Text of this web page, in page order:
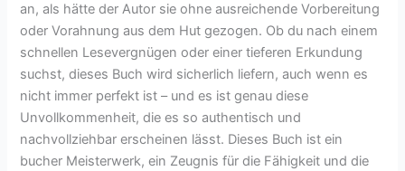
an, als hätte der Autor sie ohne ausreichende Vorbereitung
oder Vorahnung aus dem Hut gezogen. Ob du nach einem
schnellen Lesevergnügen oder einer tieferen Erkundung
suchst, dieses Buch wird sicherlich liefern, auch wenn es
nicht immer perfekt ist – und es ist genau diese
Unvollkommenheit, die es so authentisch und
nachvollziehbar erscheinen lässt. Dieses Buch ist ein
bucher Meisterwerk, ein Zeugnis für die Fähigkeit und die